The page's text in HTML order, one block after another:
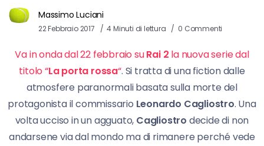
Massimo Luciani
22 Febbraio 2017 4 Minuti di lettura 0 Commenti
Va in onda dal 22 febbraio suRai 2 la nuova serie dal
titolo “La porta rossa“. Si tratta di una fiction dalle
atmosfere paranormali basata sulla morte del
protagonista il commissario Leonardo Cagliostro. Una
volta ucciso in un agguato, Cagliostro decide di non
andarsene via dal mondo ma di rimanere perché vede